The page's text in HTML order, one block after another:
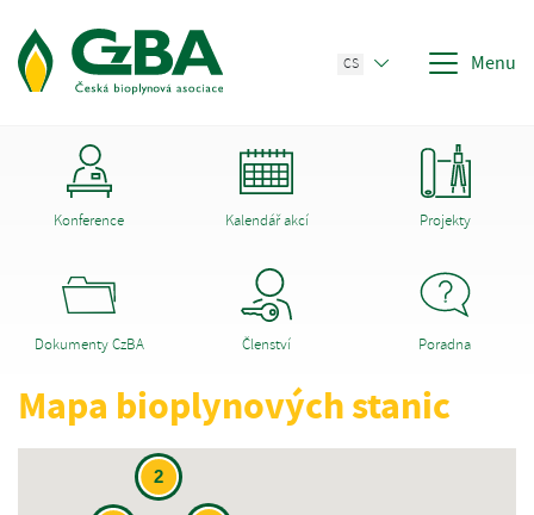
CS Menu
Konference Kalendář akcí Projekty
Dokumenty CzBA Členství Poradna
Mapa bioplynových stanic
2